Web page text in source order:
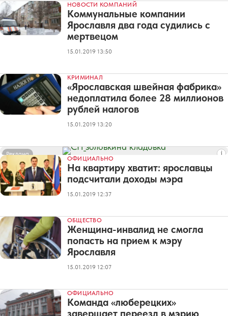
НОВОСТИ КОМПАНИЙ
Коммунальные компании
Ярославля два года судились с
мертвецом
15.01.2019 13:50
КРИМИНАЛ
«Ярославская швейная фабрика»
недоплатила более 28 миллионов
рублей налогов
15.01.2019 13:20
Реклама
ОФИЦИАЛЬНО
На квартиру хватит: ярославцы
подсчитали доходы мэра
15.01.2019 12:37
ОБЩЕСТВО
Женщина-инвалид не смогла
попасть на прием к мэру
Ярославля
15.01.2019 12:07
ОФИЦИАЛЬНО
Команда «люберецких»
завершает переезд в мэрию